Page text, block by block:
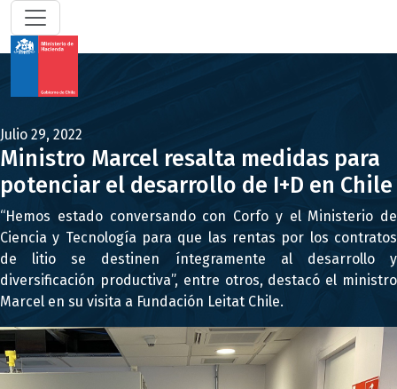
Julio 29, 2022
Ministro Marcel resalta medidas para
potenciar el desarrollo de I+D en Chile
“Hemos estado conversando con Corfo y el Ministerio de
Ciencia y Tecnología para que las rentas por los contratos
de litio se destinen íntegramente al desarrollo y
diversificación productiva”, entre otros, destacó el ministro
Marcel en su visita a Fundación Leitat Chile.